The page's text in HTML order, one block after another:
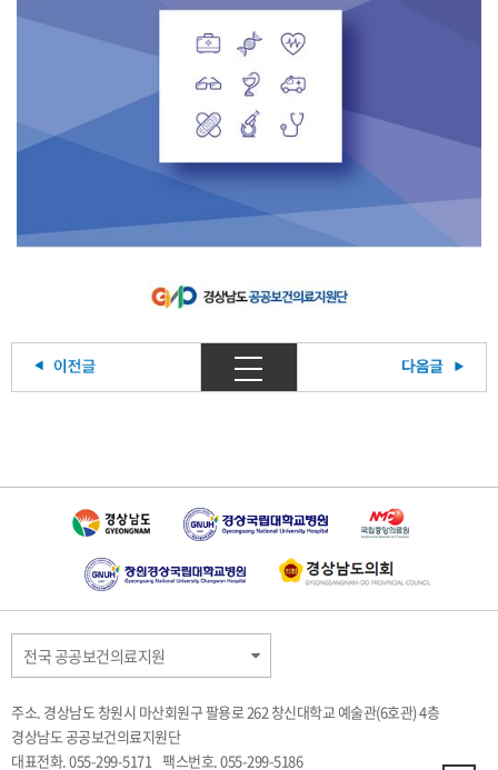
전국 공공보건의료지원
주소. 경상남도 창원시 마산회원구 팔용로 262 창신대학교 예술관(6호관) 4층
경상남도 공공보건의료지원단
대표전화. 055-299-5171 팩스번호. 055-299-5186